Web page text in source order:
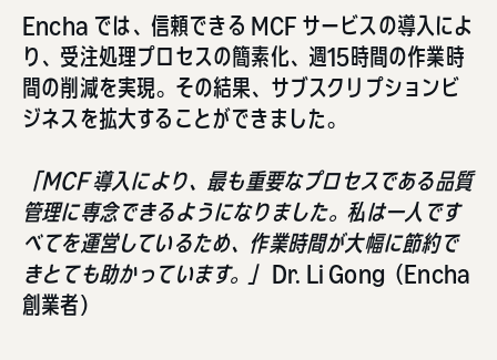
Encha では、信頼できる MCF サービスの導入によ
り、受注処理プロセスの簡素化、週15時間の作業時
間の削減を実現。その結果、サブスクリプションビ
ジネスを拡大することができました。
「MCF 導入により、最も重要なプロセスである品質
管理に専念できるようになりました。私は一人です
べてを運営しているため、作業時間が大幅に節約で
きとても助かっています。」
Dr. Li Gong（Encha
創業者）